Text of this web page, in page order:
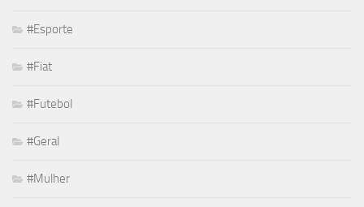
#Esporte
#Fiat
#Futebol
#Geral
#Mulher